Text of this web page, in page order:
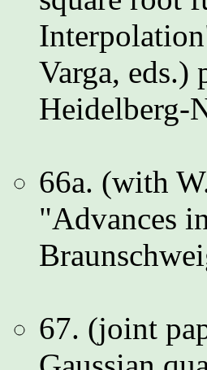
Varga,
Heidelberg-
66a. (with
"Advances
67. (joint